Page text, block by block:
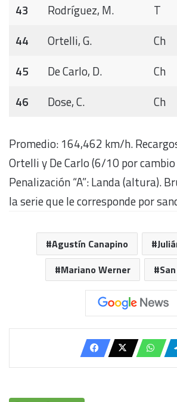
43
Rodríguez, M. T
44
Ortelli, G. Ch
45
De Carlo, D. Ch
46
Dose, C. Ch
Promedio: 164,462 km/h.
Ortelli y De Carlo (6/10 por
Penalización “A”: Landa (altura).
la serie que le corresponde por
Agustín Canapino
Mariano Werner